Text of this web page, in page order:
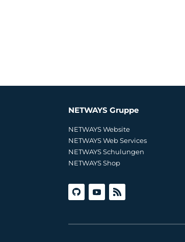
NETWAYS Gruppe
NETWAYS Website
NETWAYS Web Services
NETWAYS Schulungen
NETWAYS Shop